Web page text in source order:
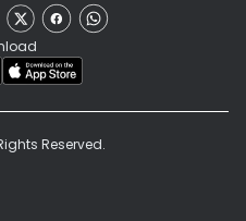
Reserved.